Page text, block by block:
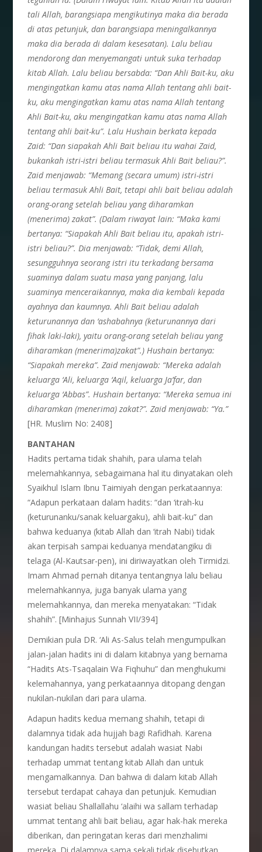
tali Allah, barangsiapa mengikutinya maka dia berada
di atas petunjuk, dan barangsiapa meningalkannya
maka dia berada di dalam kesesatan). Lalu beliau
mendorong dan menyemangati untuk suka terhadap
kitab Allah. Lalu beliau bersabda: “Dan Ahli Bait-ku, aku
mengingatkan kamu atas nama Allah tentang ahli bait-
ku, aku mengingatkan kamu atas nama Allah tentang
Ahli Bait-ku, aku mengingatkan kamu atas nama Allah
tentang ahli bait-ku”. Lalu Hushain berkata kepada
Zaid: “Dan siapakah Ahli Bait beliau itu wahai Zaid,
bukankah istri-istri beliau termasuk Ahli Bait beliau?”.
Zaid menjawab: “Memang (secara umum) istri-istri
beliau termasuk Ahli Bait, tetapi ahli bait beliau adalah
orang-orang setelah beliau yang diharamkan
(menerima) zakat”. (Dalam riwayat lain: “Maka kami
bertanya: “Siapakah Ahli Bait beliau itu, apakah istri-
istri beliau?”. Dia menjawab: “Tidak, demi Allah,
sesungguhnya seorang istri itu terkadang bersama
suaminya dalam suatu masa yang panjang, lalu
suaminya menceraikannya, maka dia kembali kepada
ayahnya dan kaumnya. Ahli Bait beliau adalah
keturunannya dan ‘ashabahnya (keturunannya dari
fihak laki-laki), yaitu orang-orang setelah beliau yang
diharamkan (menerima)zakat”.) Hushain bertanya:
“Siapakah mereka”. Zaid menjawab: “Mereka adalah
keluarga ‘Ali, keluarga ‘Aqil, keluarga Ja’far, dan
keluarga ‘Abbas”. Hushain bertanya: “Mereka semua ini
diharamkan (menerima) zakat?”. Zaid menjawab: “Ya.”
[HR. Muslim No: 2408]
BANTAHAN
Hadits pertama tidak shahih, para ulama telah
melemahkannya, sebagaimana hal itu dinyatakan oleh
Syaikhul Islam Ibnu Taimiyah dengan perkataannya:
“Adapun perkataan dalam hadits: “dan ‘itrah-ku
(keturunanku/sanak keluargaku), ahli bait-ku” dan
bahwa keduanya (kitab Allah dan ‘itrah Nabi) tidak
akan terpisah sampai keduanya mendatangiku di
telaga (Al-Kautsar-pen), ini diriwayatkan oleh Tirmidzi.
Imam Ahmad pernah ditanya tentangnya lalu beliau
melemahkannya, juga banyak ulama yang
melemahkannya, dan mereka menyatakan: “Tidak
shahih”. [Minhajus Sunnah VII/394]
Demikian pula DR. ‘Ali As-Salus telah mengumpulkan
jalan-jalan hadits ini di dalam kitabnya yang bernama
“Hadits Ats-Tsaqalain Wa Fiqhuhu” dan menghukumi
kelemahannya, yang perkataannya ditopang dengan
nukilan-nukilan dari para ulama.
Adapun hadits kedua memang shahih, tetapi di
dalamnya tidak ada hujjah bagi Rafidhah. Karena
kandungan hadits tersebut adalah wasiat Nabi
terhadap ummat tentang kitab Allah dan untuk
mengamalkannya. Dan bahwa di dalam kitab Allah
tersebut terdapat cahaya dan petunjuk. Kemudian
wasiat beliau Shallallahu ‘alaihi wa sallam terhadap
ummat tentang ahli bait beliau, agar hak-hak mereka
diberikan, dan peringatan keras dari menzhalimi